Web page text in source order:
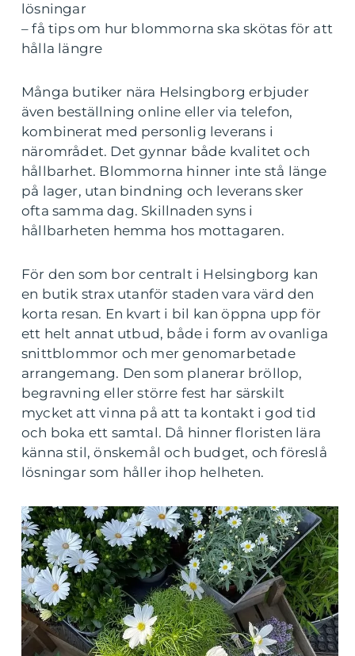
lösningar
– få tips om hur blommorna ska skötas för att
hålla längre
Många butiker nära Helsingborg erbjuder
även beställning online eller via telefon,
kombinerat med personlig leverans i
närområdet. Det gynnar både kvalitet och
hållbarhet. Blommorna hinner inte stå länge
på lager, utan bindning och leverans sker
ofta samma dag. Skillnaden syns i
hållbarheten hemma hos mottagaren.
För den som bor centralt i Helsingborg kan
en butik strax utanför staden vara värd den
korta resan. En kvart i bil kan öppna upp för
ett helt annat utbud, både i form av ovanliga
snittblommor och mer genomarbetade
arrangemang. Den som planerar bröllop,
begravning eller större fest har särskilt
mycket att vinna på att ta kontakt i god tid
och boka ett samtal. Då hinner floristen lära
känna stil, önskemål och budget, och föreslå
lösningar som håller ihop helheten.